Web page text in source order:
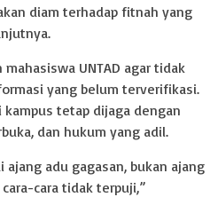
diam terhadap fitnah yang
UNTAD agar tidak
yang belum terverifikasi.
kampus tetap dijaga dengan
dan hukum yang adil.
ajang adu gagasan, bukan ajang
cara tidak terpuji,”